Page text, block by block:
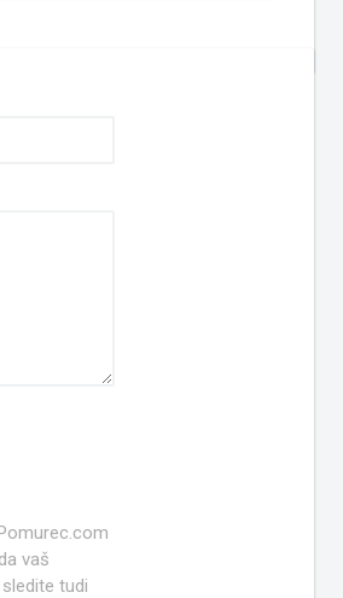
vaš
tudi